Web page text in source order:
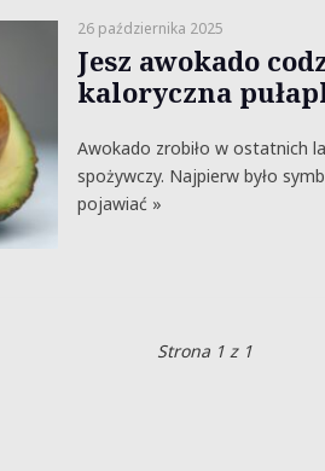
26 października 2025
Jesz awokado
kaloryczna
Awokado zrobiło w ostatnich
spożywczy. Najpierw było
pojawiać »
Strona 1 z 1